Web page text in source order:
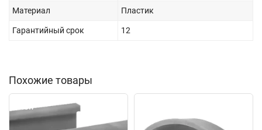
Материал Пластик
Гарантийный срок 12
Похожие товары
New